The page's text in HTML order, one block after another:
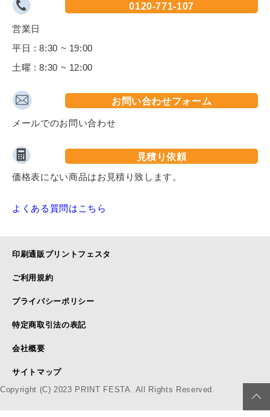
0120-771-107
営業日
平日 : 8:30 ~ 19:00
土曜 : 8:30 ~ 12:00
お問い合わせフォーム
メールでのお問い合わせ
見積り依頼
価格表にない商品はお見積り致します。
よくある質問はこちら
印刷通販プリントフェスタ
ご利用規約
プライバシーポリシー
特定商取引法の表記
会社概要
サイトマップ
Copyright (C) 2023 PRINT FESTA. All Rights Reserved.